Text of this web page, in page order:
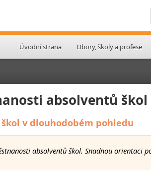
Úvodní strana Obory, školy a profese
absolventů škol
v dlouhodobém pohledu
absolventů škol. Snadnou orientaci